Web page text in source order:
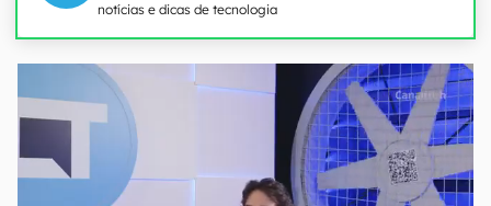
notícias e dicas de tecnologia